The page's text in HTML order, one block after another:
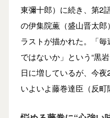
東彌十郎）に続き、第2
の伊集院薫（盛山晋太
ラストが描かれた。「
ではないか」という“黒
日に増しているが、今夜
いよいよ藤巻達臣（反